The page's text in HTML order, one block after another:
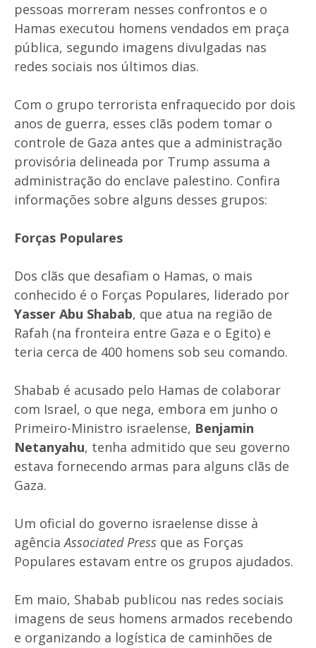
pessoas morreram nesses confrontos e o
Hamas executou homens vendados em praça
pública, segundo imagens divulgadas nas
redes sociais nos últimos dias.
Com o grupo terrorista enfraquecido por dois
anos de guerra, esses clãs podem tomar o
controle de Gaza antes que a administração
provisória delineada por Trump assuma a
administração do enclave palestino. Confira
informações sobre alguns desses grupos:
Forças Populares
Dos clãs que desafiam o Hamas, o mais
conhecido é o Forças Populares, liderado por
Yasser Abu Shabab, que atua na região de
Rafah (na fronteira entre Gaza e o Egito) e
teria cerca de 400 homens sob seu comando.
Shabab é acusado pelo Hamas de colaborar
com Israel, o que nega, embora em junho o
Primeiro-Ministro israelense, Benjamin
Netanyahu, tenha admitido que seu governo
estava fornecendo armas para alguns clãs de
Gaza.
Um oficial do governo israelense disse à
agência Associated Press que as Forças
Populares estavam entre os grupos ajudados.
Em maio, Shabab publicou nas redes sociais
imagens de seus homens armados recebendo
e organizando a logística de caminhões de